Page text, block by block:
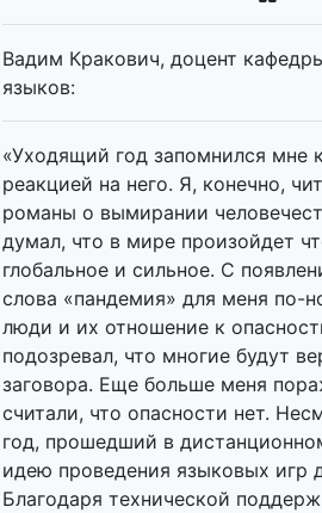
Вадим Кракович, доцент
языков:
«Уходящий год запомнился мне
реакцией на него. Я, конечно,
романы о вымирании
думал, что в мире произойдет
глобальное и сильное. С
слова «пандемия» для меня по-
люди и их отношение к
подозревал, что многие будут
заговора. Еще больше меня
считали, что опасности нет.
год, прошедший в
идею проведения языковых игр
Благодаря технической